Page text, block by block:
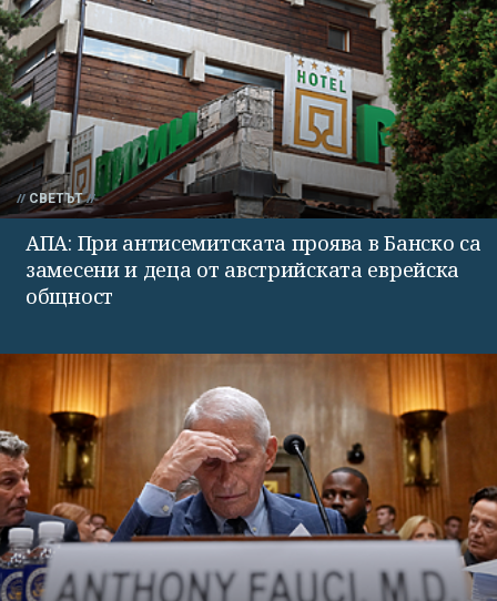
СВЕТЪТ
АПА: При антисемитската проява в Банско са
замесени и деца от австрийската еврейска
общност